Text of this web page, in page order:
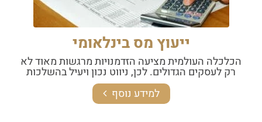
ייעוץ מס בינלאומי
הכלכלה העולמית מציעה הזדמנויות מרגשות מאוד לא
רק לעסקים הגדולים. לכן, ניווט נכון ויעיל בהשלכות
למידע נוסף